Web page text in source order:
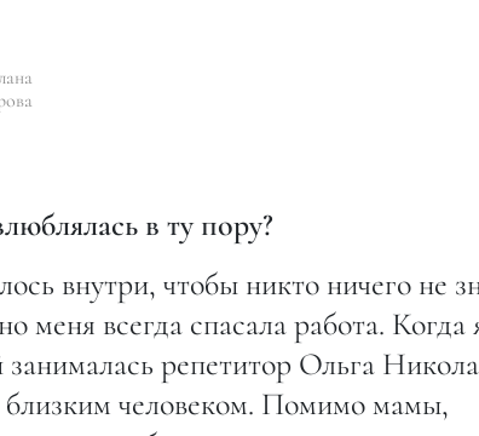
в ту пору?
внутри, чтобы никто ничего не
меня всегда спасала работа. Когда
репетитор Ольга
человеком. Помимо мамы,